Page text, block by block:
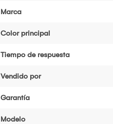
Marca
Color principal
Tiempo de respuesta
Vendido por
Garantía
Modelo